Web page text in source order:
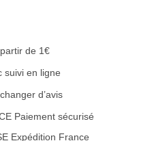
de 1€
suivi en ligne
d’avis
Paiement sécurisé
Expédition France